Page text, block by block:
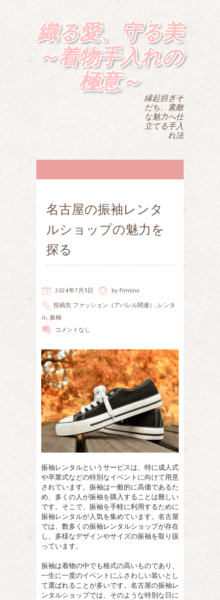
織る愛、守る美
～着物手入れの
極意～
縁起担ぎそ
だち、素敵
な魅力へ仕
立てる手入
れ法
名古屋の振袖レンタ
ルショップの魅力を
探る
2024年7月3日 by Firmino
投稿先 ファッション（アパレル関連） , レンタ
ル, 振袖
コメントなし
振袖レンタルというサービスは、特に成人式
や卒業式などの特別なイベントに向けて用意
されています。 振袖は一般的に高価であるた
め、多くの人が振袖を購入することは難しい
です。そこで、振袖を手軽に利用するために
振袖レンタルが人気を集めています。名古屋
では、数多くの振袖レンタルショップが存在
し、多様なデザインやサイズの振袖を取り扱
っています。
振袖は着物の中でも格式の高いものであり、
一生に一度のイベントにふさわしい装いとし
て選ばれることが多いです。名古屋の振袖レ
ンタルショップでは、そのような特別な日に